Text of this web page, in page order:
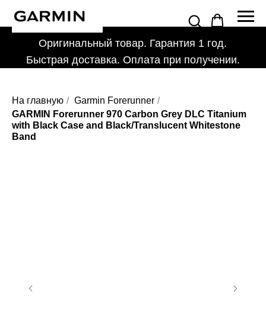
Оригинальный товар. Гарантия 1 год.
Быстрая доставка. Оплата при получении.
На главную / Garmin Forerunner /
GARMIN Forerunner 970 Carbon Grey DLC Titanium
with Black Case and Black/Translucent Whitestone
Band